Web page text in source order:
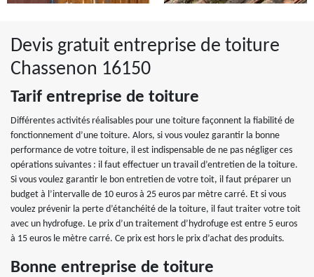
Devis gratuit entreprise de toiture
Chassenon 16150
Tarif entreprise de toiture
Différentes activités réalisables pour une toiture façonnent la fiabilité de
fonctionnement d’une toiture. Alors, si vous voulez garantir la bonne
performance de votre toiture, il est indispensable de ne pas négliger ces
opérations suivantes : il faut effectuer un travail d’entretien de la toiture.
Si vous voulez garantir le bon entretien de votre toit, il faut préparer un
budget à l’intervalle de 10 euros à 25 euros par mètre carré. Et si vous
voulez prévenir la perte d’étanchéité de la toiture, il faut traiter votre toit
avec un hydrofuge. Le prix d’un traitement d’hydrofuge est entre 5 euros
à 15 euros le mètre carré. Ce prix est hors le prix d’achat des produits.
Bonne entreprise de toiture